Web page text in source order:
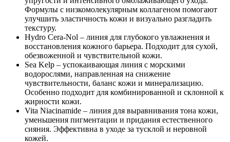
Формулы с низкомолекулярным коллагеном помогают
улучшить эластичность кожи и визуально разгладить
текстуру.
Hydro Cera-Nol – линия для глубокого увлажнения и
восстановления кожного барьера. Подходит для сухой,
обезвоженной и чувствительной кожи.
Sea Kelp – успокаивающая линия с морскими
водорослями, направленная на снижение
чувствительности, баланс кожи и минерализацию.
Особенно подходит для комбинированной и склонной к
жирности кожи.
Vita Niacinamide – линия для выравнивания тона кожи,
уменьшения пигментации и придания естественного
сияния. Эффективна в уходе за тусклой и неровной
кожей.